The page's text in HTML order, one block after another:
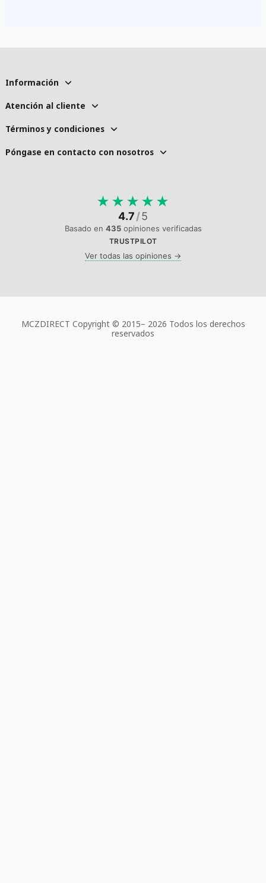
Información
Atención al cliente
Términos y condiciones
Póngase en contacto con nosotros
★ ★ ★ ★ ★
4.7/5
Basado en 435opiniones verificadas
TRUSTPILOT
Ver todas las opiniones →
MCZDIRECT Copyright © 2015– 2026 Todos los derechos
reservados